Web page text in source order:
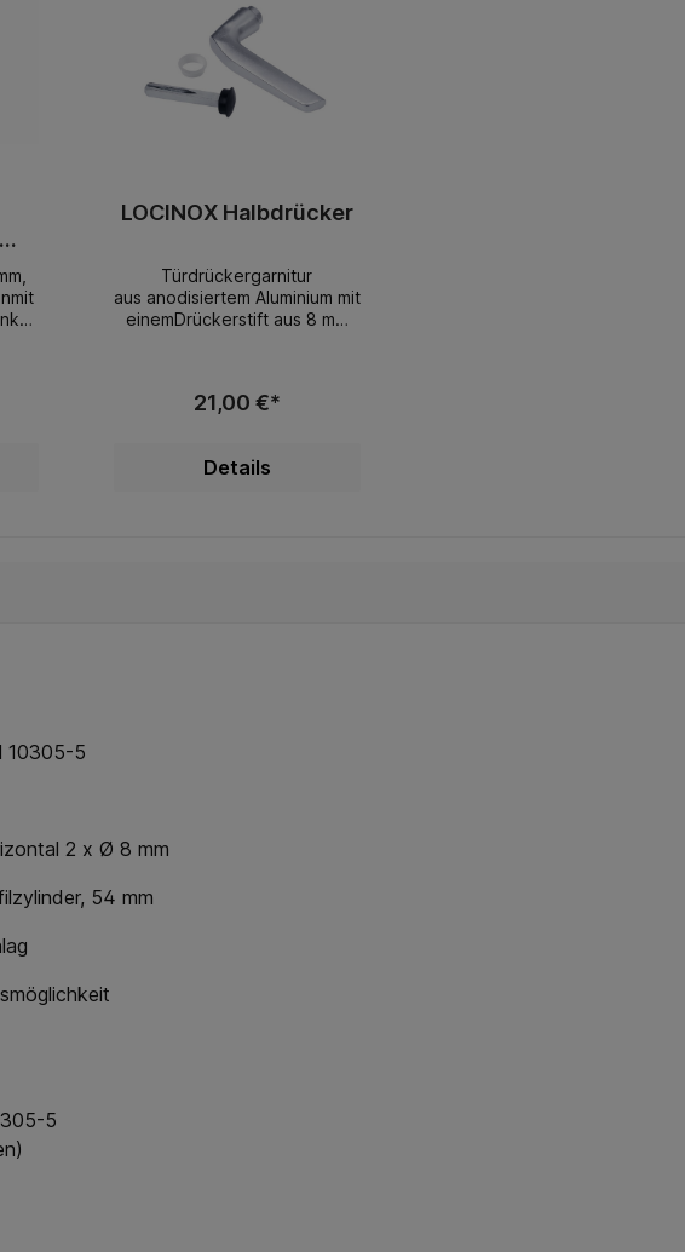
LOCINOX Halbdrücker
Türdrückergarnitur
aus anodisiertem Aluminium mit
einemDrückerstift aus 8 mm
Drückergarnitur mit
21,00 €*
Details
10305-5
2 x Ø 8 mm
54 mm
5